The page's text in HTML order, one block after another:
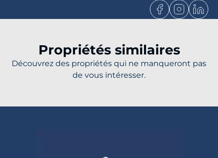
Propriétés similaires
Découvrez des propriétés qui ne manqueront pas
de vous intéresser.